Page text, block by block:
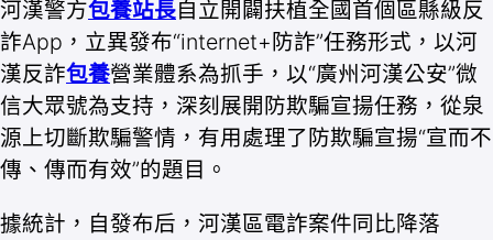
河漢警方包養站長自立開闢扶植全國首個區縣級反
詐App，立異發布“internet+防詐”任務形式，以河
漢反詐包養營業體系為抓手，以“廣州河漢公安”微
信大眾號為支持，深刻展開防欺騙宣揚任務，從泉
源上切斷欺騙警情，有用處理了防欺騙宣揚“宣而不
傳、傳而有效”的題目。
據統計，自發布后，河漢區電詐案件同比降落